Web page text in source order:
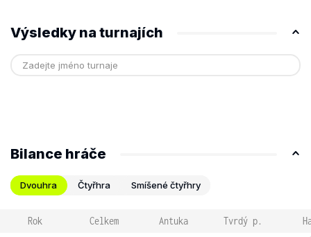
Výsledky na turnajích
Bilance hráče
Dvouhra Čtyřhra Smíšené čtyřhry
Rok Celkem Antuka Tvrdý p.